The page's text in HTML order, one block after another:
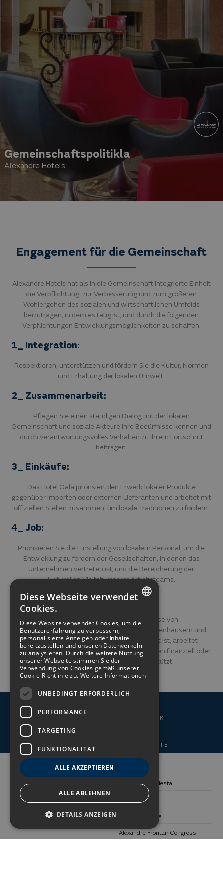
Gemeinschaftspolitikla
Alexandre Hotels
Engagement für die Gemeinschaft
Alexandre Hotels hat als in die Gemeinschaft integrierte Einheit
die Verpflichtung, zur Verbesserung und zum größeren
Wohlergehen des sozialen und wirtschaftlichen Umfelds
beizutragen, in dem es tätig ist, und durch die folgenden
Verpflichtungen Entwicklungsmöglichkeiten zu schaffen:
1_ Integration:
Respektieren, unterstützen und fördern Sie die Kultur, Normen
und Erhaltung der lokalen Umwelt.
2_ Zusammenarbeit:
Pflegen Sie einen ständigen Dialog mit der lokalen
Gemeinschaft und soziale Akteure ihre Bedürfnisse kennen und
durch verantwortungsvolles Verhalten zu ihrem Fortschritt
beitragen.
3_ Einkäufe:
Das Hotel Gala priorisiert den Erwerb lokaler Produkte
gegenüber Importen oder externen Lieferanten und arbeitet mit
offiziellen Stellen zusammen, um lokale Traditionen zu fördern.
4_ Job:
Priorisieren Sie die Einstellung von lokalem Personal, um die
Entwicklung zu fördern der Gesellschaften, in denen das
Unternehmen vertreten ist, und die Bereicherung der
kulturellen Vielfalt unserer Arbeitsteams.
5_ Spenden:
Das Hotel Gala, das für die Bedürfnisse von
Wohltätigkeitsorganisationen, Schulen, Krankenhäusern und
Gruppen in unserer Gemeinde sensibilisiert ist, arbeitet
zusammen, indem es verschiedene Institutionen finanziell oder
in Form von Sachleistungen unterstützt.
FLEXIBLE STORNIERUNGSPOLITIK
KEINE BEARBEITUNGSGEBÜHR
KEINE VORAUSZAHLUNG DER KARTE
FOLGEN SIE UNS: HOTELS:
Alexandre La Siesta
Alexandre Gala
Alexandre Troya
Alexandre Frontair Congress
ENGLISH
GERMAN
FRENCH
Diese Webseite verwendet
Cookies.
Diese Website verwendet Cookies, um die
Benutzererfahrung zu verbessern,
personalisierte Anzeigen oder Inhalte
bereitzustellen und unseren Datenverkehr
zu analysieren. Durch die weitere Nutzung
unserer Webseite stimmen Sie der
Verwendung von Cookies gemäß unserer
Cookie-Richtlinie zu. Weitere Informationen
UNBEDINGT ERFORDERLICH
PERFORMANCE
TARGETING
FUNKTIONALITÄT
ALLE AKZEPTIEREN
ALLE ABLEHNEN
DETAILS ANZEIGEN